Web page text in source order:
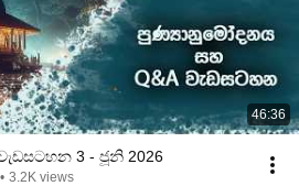
46:36
3 - ජූනි 2026
• 3.2K views